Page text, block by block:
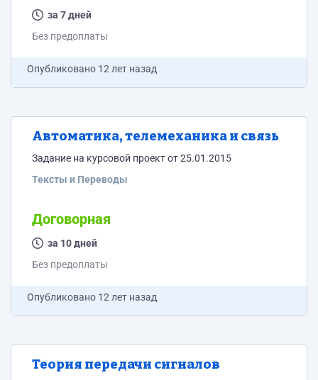
за 7 дней
Без предоплаты
Опубликовано 12 лет назад
Автоматика, телемеханика и связь
Задание на курсовой проект от 25.01.2015
Тексты и Переводы
Договорная
за 10 дней
Без предоплаты
Опубликовано 12 лет назад
Теория передачи сигналов